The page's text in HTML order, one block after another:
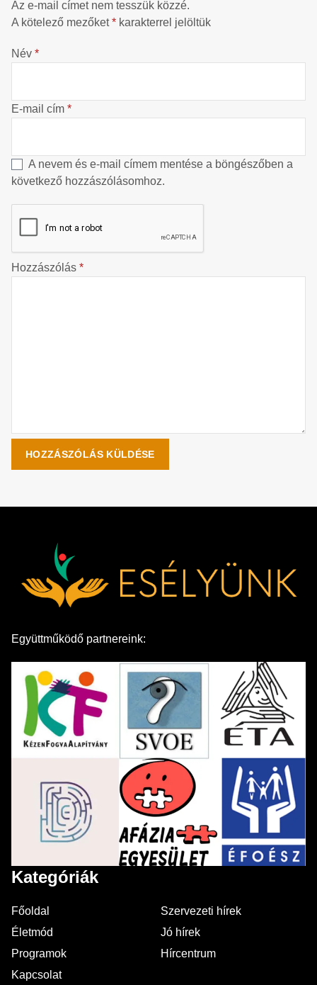
Az e-mail címet nem tesszük közzé.
A kötelező mezőket* karakterrel jelöltük
Név *
E-mail cím *
A nevem és e-mail címem mentése a böngészőben a
következő hozzászólásomhoz.
Hozzászólás *
Együttműködő partnereink:
Kategóriák
Főoldal
Szervezeti hírek
Életmód
Jó hírek
Programok
Hírcentrum
Kapcsolat